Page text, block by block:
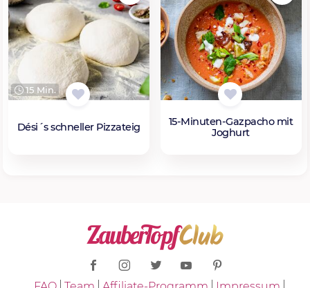
15 Min.
Dési´s schneller Pizzateig
15-Minuten-Gazpacho mit
Joghurt